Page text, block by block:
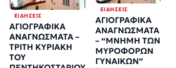
ΕΙΔΉΣΕΙΣ
ΑΓΙΟΓΡΑΦΙΚΑ
ΑΝΑΓΝΩΣΜΑΤΑ –
ΤΡΙΤΗ ΚΥΡΙΑΚΗ
ΤΟΥ
ΕΙΔΉΣΕΙΣ
ΑΓΙΟΓΡΑΦΙΚΑ
ΑΝΑΓΝΩΣΜΑΤΑ
– “ΜΝΗΜΗ ΤΩΝ
ΜΥΡΟΦΟΡΩΝ
ΓΥΝΑΙΚΩΝ”